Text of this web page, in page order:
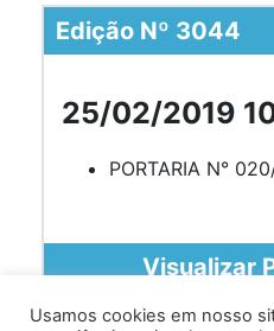
Edição Nº 3044
25/02/2019
PORTARIA N°
Visualizar
Usamos cookies em nosso